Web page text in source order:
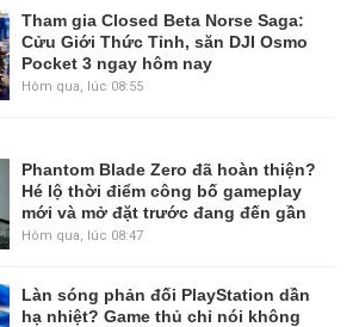
Tham gia Closed Beta Norse Saga:
Cửu Giới Thức Tỉnh, săn DJI Osmo
Pocket 3 ngay hôm nay
Hôm qua, lúc 08:55
Phantom Blade Zero đã hoàn thiện?
Hé lộ thời điểm công bố gameplay
mới và mở đặt trước đang đến gần
Hôm qua, lúc 08:47
Làn sóng phản đối PlayStation dần
hạ nhiệt? Game thủ chỉ nói không